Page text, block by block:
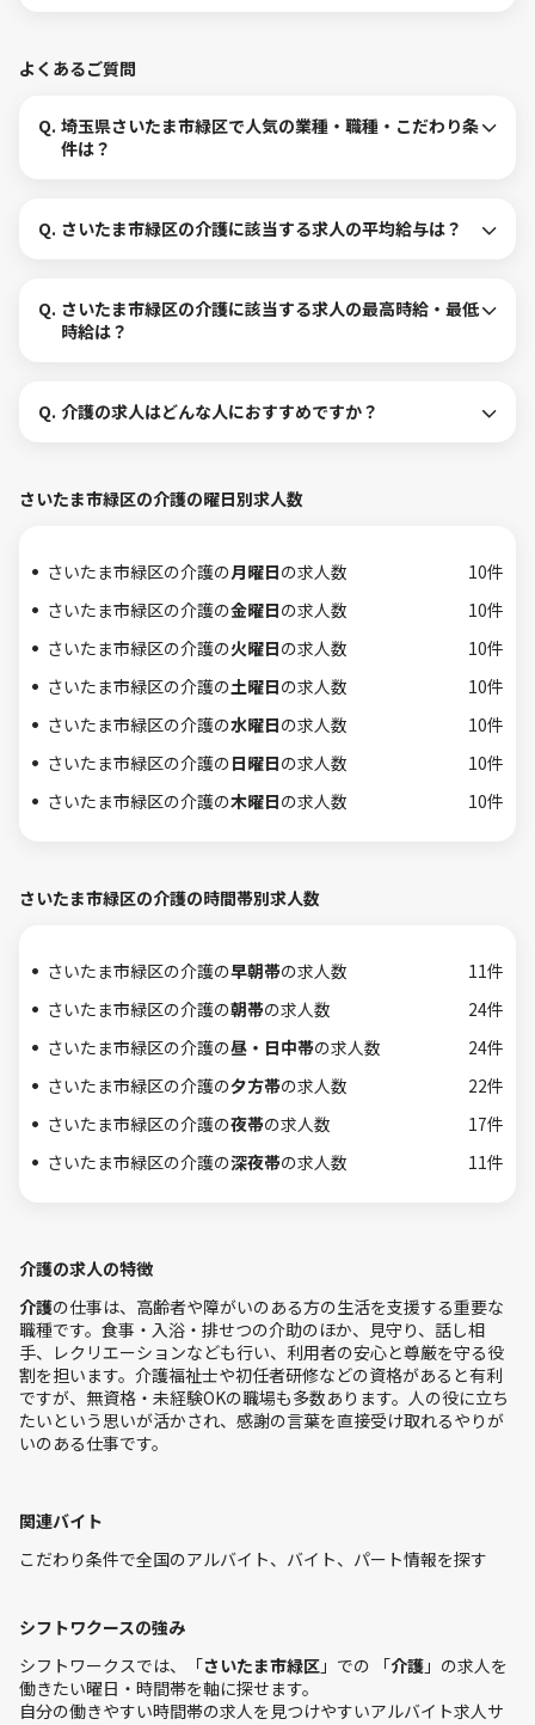
よくあるご質問
Q. 埼玉県さいたま市緑区で人気の業種・職種・こだわり条
件は？
Q. さいたま市緑区の介護に該当する求人の平均給与は？
Q. さいたま市緑区の介護に該当する求人の最高時給・最低
時給は？
Q. 介護の求人はどんな人におすすめですか？
さいたま市緑区の介護の曜日別求人数
さいたま市緑区の介護の月曜日の求人数
10件
さいたま市緑区の介護の金曜日の求人数
10件
さいたま市緑区の介護の火曜日の求人数
10件
さいたま市緑区の介護の土曜日の求人数
10件
さいたま市緑区の介護の水曜日の求人数
10件
さいたま市緑区の介護の日曜日の求人数
10件
さいたま市緑区の介護の木曜日の求人数 10件
さいたま市緑区の介護の時間帯別求人数
さいたま市緑区の介護の早朝帯の求人数
11件
さいたま市緑区の介護の朝帯の求人数
24件
さいたま市緑区の介護の昼・日中帯の求人数
24件
さいたま市緑区の介護の夕方帯の求人数
22件
さいたま市緑区の介護の夜帯の求人数
17件
さいたま市緑区の介護の深夜帯の求人数 11件
介護の求人の特徴
介護の仕事は、高齢者や障がいのある方の生活を支援する重要な
職種です。食事・入浴・排せつの介助のほか、見守り、話し相
手、レクリエーションなども行い、利用者の安心と尊厳を守る役
割を担います。介護福祉士や初任者研修などの資格があると有利
ですが、無資格・未経験OKの職場も多数あります。人の役に立ち
たいという思いが活かされ、感謝の言葉を直接受け取れるやりが
いのある仕事です。
関連バイト
こだわり条件で全国のアルバイト、バイト、パート情報を探す
シフトワクースの強み
シフトワークスでは、「さいたま市緑区 」での 「介護 」の求人を
働きたい曜日・時間帯を軸に探せます。
自分の働きやすい時間帯の求人を見つけやすいアルバイト求人サ